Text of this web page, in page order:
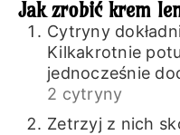
Jak zrobić krem
Cytryny
Kilkakrotnie
jednocześnie
2 cytryny
Zetrzyj z nich